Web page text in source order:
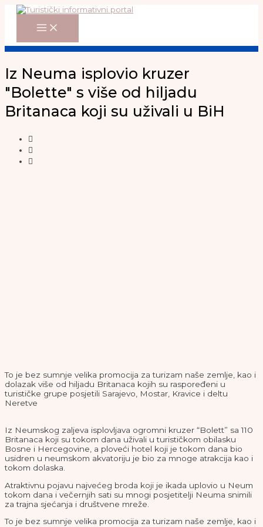
Skip
Menu
Iz Neuma isplovio kruzer
"Bolette" s više od hiljadu
Britanaca koji su uživali u BiH
To je bez sumnje velika promocija za turizam naše zemlje, kao i
dolazak više od hiljadu Britanaca kojih su raspoređeni u
turističke grupe posjetili Sarajevo, Mostar, Kravice i deltu
Neretve
Iz Neumskog zaljeva isplovljava ogromni kruzer “Bolett” sa 110
Britanaca koji su tokom dana uživali u turističkom obilasku
Bosne i Hercegovine, a ploveći hotel koji je tokom dana bio
usidren u neumskom akvatoriju je bio za mnoge atrakcija kao i
tokom dolaska.
Atraktivnu pojavu najvećeg broda koji je ikada uplovio u Neum
tokom dana i večernjih sati su mnogi posjetitelji Neuma snimili
za trajna sjećanja i društvene mreže.
To je bez sumnje velika promocija za turizam naše zemlje, kao i